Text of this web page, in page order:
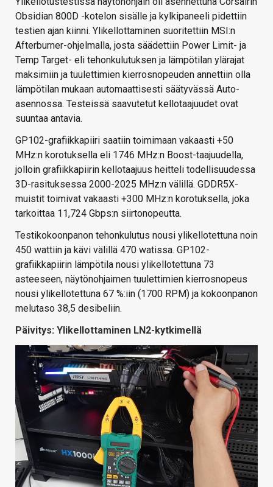
Obsidian 800D -kotelon sisälle ja kylkipaneeli pidettiin
testien ajan kiinni. Ylikellottaminen suoritettiin MSI:n
Afterburner-ohjelmalla, josta säädettiin Power Limit- ja
Temp Target- eli tehonkulutuksen ja lämpötilan ylärajat
maksimiin ja tuulettimien kierrosnopeuden annettiin olla
lämpötilan mukaan automaattisesti säätyvässä Auto-
asennossa. Testeissä saavutetut kellotaajuudet ovat
suuntaa antavia.
GP102-grafiikkapiiri saatiin toimimaan vakaasti +50
MHz:n korotuksella eli 1746 MHz:n Boost-taajuudella,
jolloin grafiikkapiirin kellotaajuus heitteli todellisuudessa
3D-rasituksessa 2000-2025 MHz:n välillä. GDDR5X-
muistit toimivat vakaasti +300 MHz:n korotuksella, joka
tarkoittaa 11,724 Gbps:n siirtonopeutta.
Testikokoonpanon tehonkulutus nousi ylikellotettuna noin
450 wattiin ja kävi välillä 470 watissa. GP102-
grafiikkapiirin lämpötila nousi ylikellotettuna 73
asteeseen, näytönohjaimen tuulettimien kierrosnopeus
nousi ylikellotettuna 67 %:iin (1700 RPM) ja kokoonpanon
melutaso 38,5 desibeliin.
Päivitys: Ylikellottaminen LN2-kytkimellä